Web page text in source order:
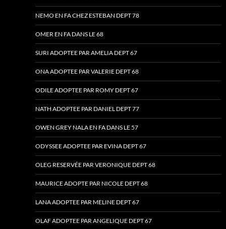
NEMO EN FA CHEZ ESTEBAN DEPT 78
OMER EN FA DANS LE 68
SURI ADOPTEE PAR AMELIA DEPT 67
ONA ADOPTEE PAR VALERIE DEPT 68
ODILE ADOPTEE PAR ROMY DEPT 67
NATH ADOPTEE PAR DANIEL DEPT 77
OWEN GREY NALA EN FA DANS LE 57
ODYSSEE ADOPTEE PAR EVINA DEPT 67
OLEG RESERVÉE PAR VERONIQUE DEPT 68
MAURICE ADOPTE PAR NICOLE DEPT 68
LANA ADOPTEE PAR MELINE DEPT 67
OLAF ADOPTEE PAR ANGELIQUE DEPT 67